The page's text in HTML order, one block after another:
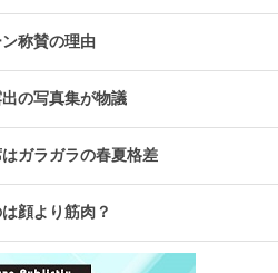
称賛の理由
の写真集が物議
ガラガラの春夏格差
顔より筋肉？